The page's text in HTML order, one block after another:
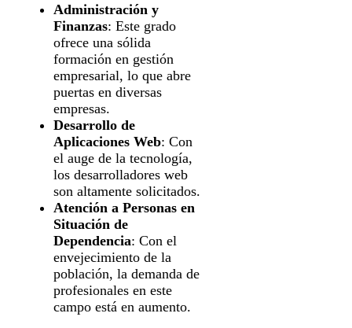
Administración y
Finanzas: Este grado
ofrece una sólida
formación en gestión
empresarial, lo que abre
puertas en diversas
empresas.
Desarrollo de
Aplicaciones Web: Con
el auge de la tecnología,
los desarrolladores web
son altamente solicitados.
Atención a Personas en
Situación de
Dependencia: Con el
envejecimiento de la
población, la demanda de
profesionales en este
campo está en aumento.